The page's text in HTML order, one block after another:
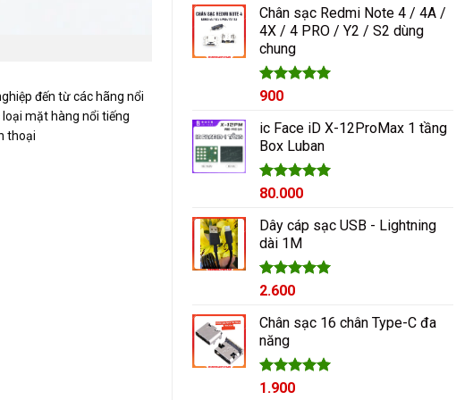
Chân sạc Redmi Note 4 / 4A /
4X / 4 PRO / Y2 / S2 dùng
chung
Được xếp
5 sao
900
ic Face iD X-12ProMax 1 tầng
Box Luban
Được xếp
5 sao
80.000
Dây cáp sạc USB - Lightning
dài 1M
Được xếp
5 sao
2.600
Chân sạc 16 chân Type-C đa
năng
Được xếp
1.900
đến từ các hãng nổi
loại mặt hàng nổi tiếng
thoại